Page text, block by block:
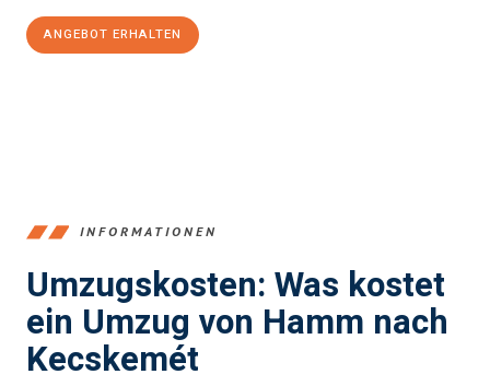
ANGEBOT ERHALTEN
INFORMATIONEN
Umzugskosten: Was kostet
ein Umzug von Hamm nach
Kecskemét